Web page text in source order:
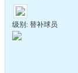
级别: 替补球员